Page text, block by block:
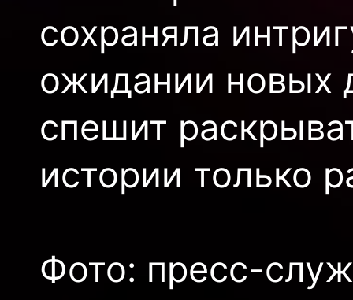
сохраняла
ожидании новых
спешит
истории только
Фото: пресс-